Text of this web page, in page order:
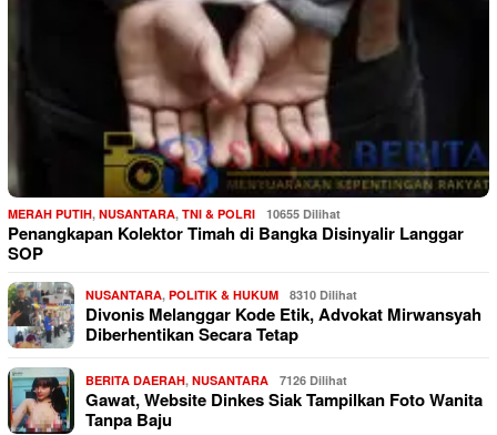
MERAH PUTIH, NUSANTARA, TNI & POLRI 10655 Dilihat
Penangkapan Kolektor Timah di Bangka Disinyalir Langgar
SOP
NUSANTARA, POLITIK & HUKUM 8310 Dilihat
Divonis Melanggar Kode Etik, Advokat Mirwansyah
Diberhentikan Secara Tetap
BERITA DAERAH, NUSANTARA 7126 Dilihat
Gawat, Website Dinkes Siak Tampilkan Foto Wanita
Tanpa Baju